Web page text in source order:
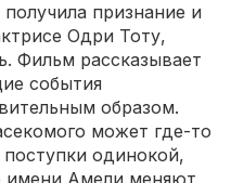
признание и
Одри Тоту,
Фильм рассказывает
события
образом.
может где-то
одинокой,